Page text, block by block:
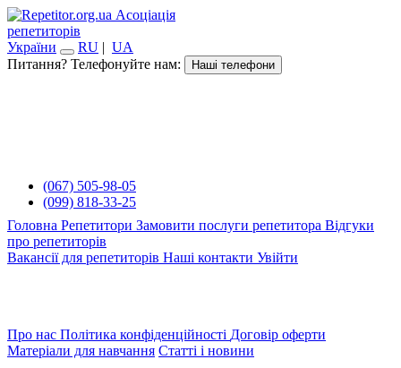
Асоціація
репетиторів
України
RU | UA
Питання? Телефонуйте нам:
Наші телефони
(067) 505-98-05
(099) 818-33-25
Головна Репетитори Замовити послуги репетитора Відгуки
про репетиторів
Вакансії для репетиторів Наші контакти Увійти
Про нас Політика конфіденційності Договір оферти
Матеріали для навчання Статті і новини